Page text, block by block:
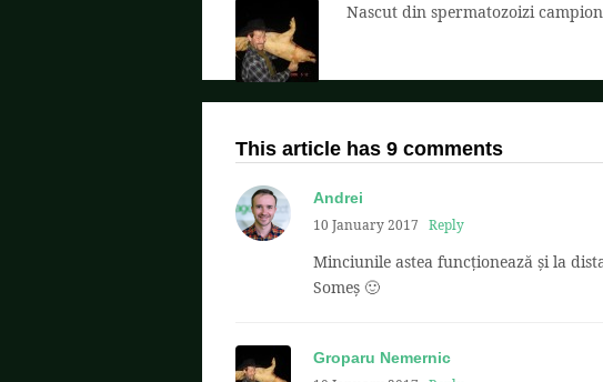
Nascut din spermatozoizi
This article has 9 comments
Andrei
10 January 2017
Reply
Minciunile astea funcționează și la
Someș 🙂
Groparu Nemernic